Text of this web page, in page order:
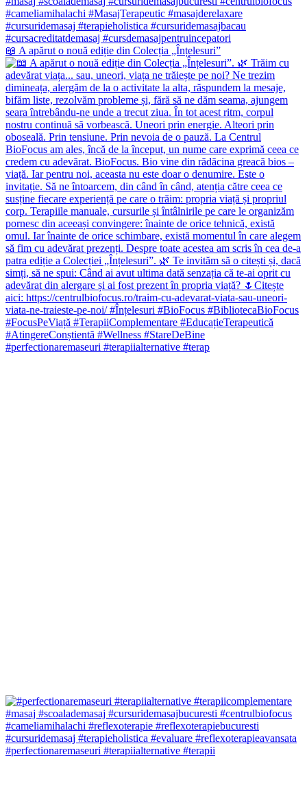
📖 A apărut o nouă ediție din Colecția „Înțelesuri”
#perfectionaremaseuri #terapiialternative #terap
#perfectionaremaseuri #terapiialternative #terapii